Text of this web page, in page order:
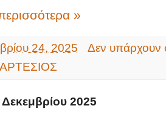
»
24, 2025
Δεν υπάρχουν
2025